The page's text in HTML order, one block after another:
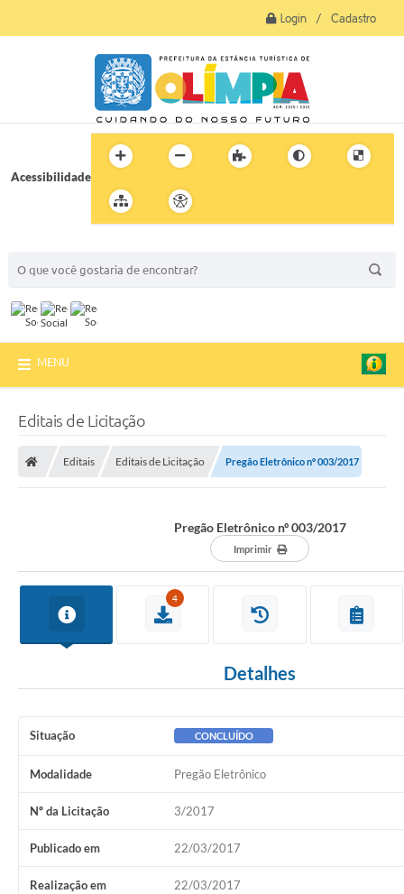
Login / Cadastro
Acessibilidade
MENU
Editais de Licitação
Editais Editais de Licitação Pregão Eletrônico nº 003/2017
Pregão Eletrônico nº 003/2017
Imprimir
4
Detalhes
Situação CONCLUÍDO
Modalidade Pregão Eletrônico
Nº da Licitação 3/2017
Publicado em 22/03/2017
Realização em 22/03/2017